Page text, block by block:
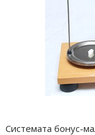
Системата бонус-